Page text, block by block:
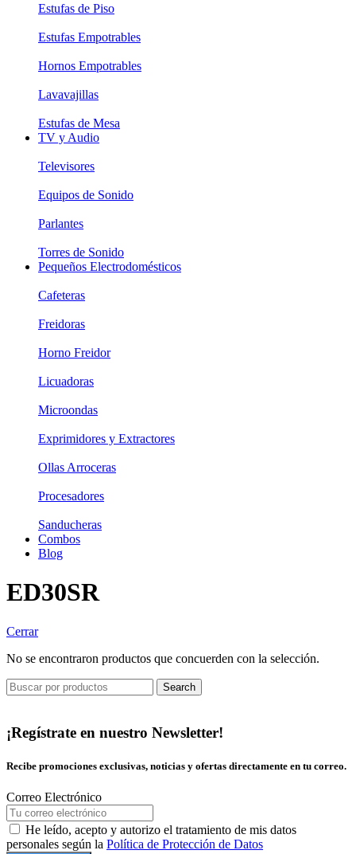
Estufas de Piso
Estufas Empotrables
Hornos Empotrables
Lavavajillas
Estufas de Mesa
TV y Audio
Televisores
Equipos de Sonido
Parlantes
Torres de Sonido
Pequeños Electrodomésticos
Cafeteras
Freidoras
Horno Freidor
Licuadoras
Microondas
Exprimidores y Extractores
Ollas Arroceras
Procesadores
Sanducheras
Combos
Blog
ED30SR
Cerrar
No se encontraron productos que concuerden con la selección.
Search
¡Regístrate en nuestro Newsletter!
Recibe promociones exclusivas, noticias y ofertas directamente en tu correo.
Correo Electrónico
He leído, acepto y autorizo el tratamiento de mis datos
personales según la Política de Protección de Datos